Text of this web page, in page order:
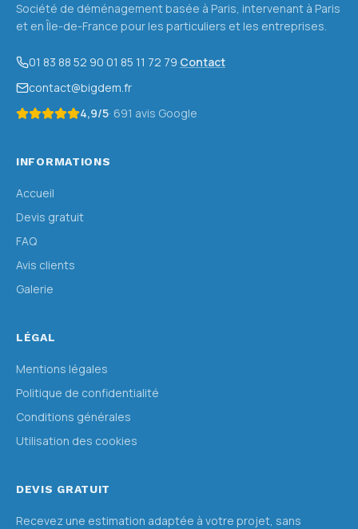
Société de déménagement basée à Paris, intervenant à Paris
et en Île-de-France pour les particuliers et les entreprises.
01 83 88 52 90·01 85 11 72 79·Contact
contact@bigdem.fr
4,9/5· 691 avis Google
INFORMATIONS
Accueil
Devis gratuit
FAQ
Avis clients
Galerie
LÉGAL
Mentions légales
Politique de confidentialité
Conditions générales
Utilisation des cookies
DEVIS GRATUIT
Recevez une estimation adaptée à votre projet, sans